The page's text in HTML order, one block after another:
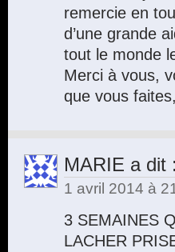
remercie en
d’une grande
tout le monde
Merci à vous,
que vous
MARIE a dit :
1 avril 2014 à
3 SEMAINES
LACHER